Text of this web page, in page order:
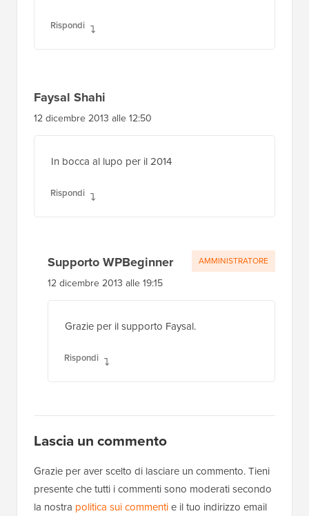
Rispondi
Faysal Shahi
12 dicembre 2013 alle 12:50
In bocca al lupo per il 2014
Rispondi
Supporto WPBeginner
12 dicembre 2013 alle 19:15
Grazie per il supporto Faysal.
Rispondi
AMMINISTRATORE
Lascia un commento
Grazie per aver scelto di lasciare un commento. Tieni
presente che tutti i commenti sono moderati secondo
la nostra politica sui commentie il tuo indirizzo email